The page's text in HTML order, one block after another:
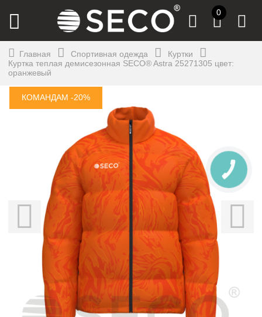
0
Главная Спортивная одежда
Куртки
Куртка теплая демисезонная SECO® Astra 25271305 цвет:
оранжевый
КОМАНДАМ -20%
КНОПКА
СВЯЗИ